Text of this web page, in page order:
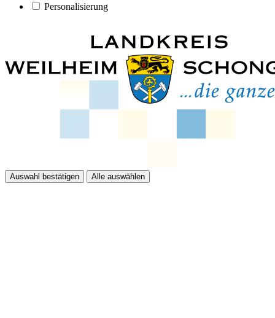
Personalisierung
Auswahl bestätigen Alle auswählen